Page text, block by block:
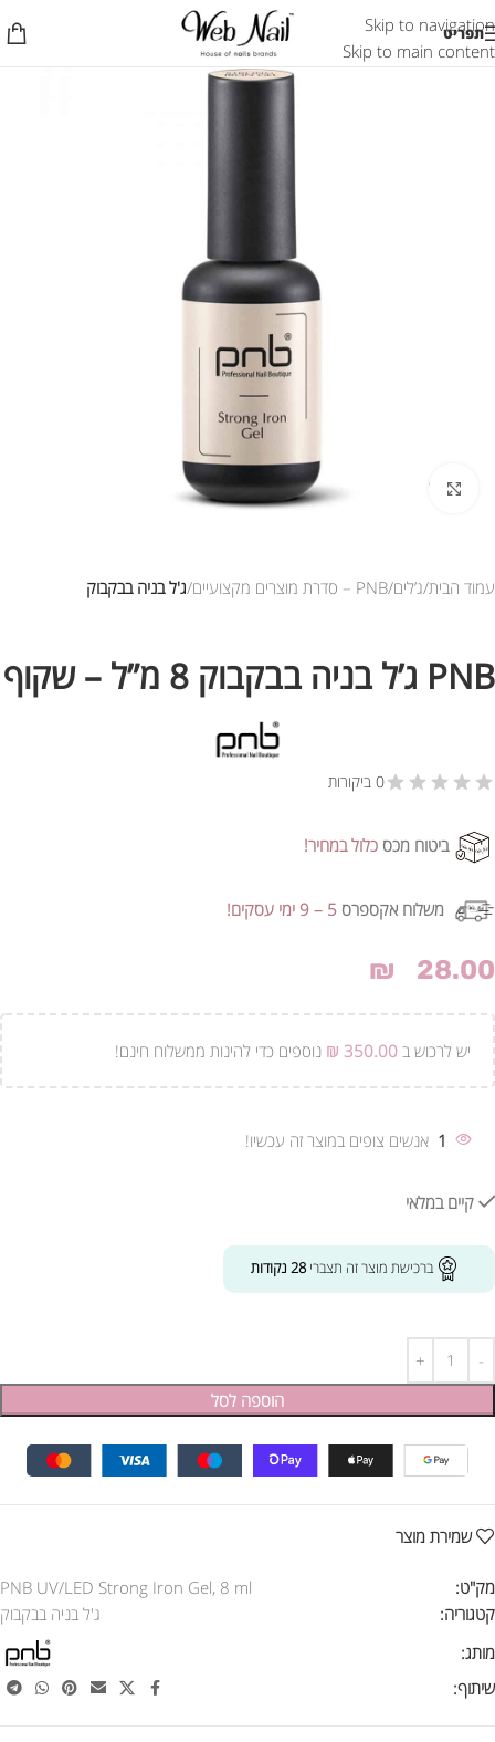
Skip to navigation
Skip to main content
תפריט
לחץ להגדלת התמונה
עמוד הבית ג’לים PNB – סדרת מוצרים מקצועיים ג'ל בניה בבקבוק
PNB ג’ל בניה בבקבוק 8 מ”ל – שקוף
0 ביקורות
ביטוח מכס כלול במחיר!
משלוח אקספרס 5 – 9 ימי עסקים!
₪ 28.00
יש לרכוש ב ₪ 350.00 נוספים כדי להינות ממשלוח חינם!
1 אנשים צופים במוצר זה עכשיו!
קיים במלאי
ברכישת מוצר זה תצברי28 נקודות
הוספה לסל
שמירת מוצר
מק"ט:
PNB UV/LED Strong Iron Gel, 8 ml
קטגוריה:
ג'ל בניה בבקבוק
מותג:
שיתוף: